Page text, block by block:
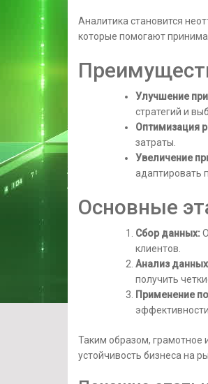
Аналитика становится
которые помогают
Улучшение
стратегий и
Оптимизация
затраты.
Увеличение
адаптировать
Основные
Сбор данных:
клиентов.
Анализ
получить
Применение
Таким образом, грамотное
устойчивость бизнеса на